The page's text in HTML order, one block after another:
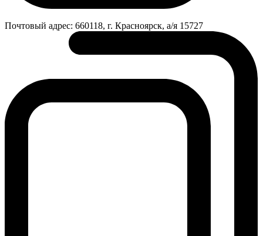
Почтовый адрес: 660118, г. Красноярск, а/я 15727